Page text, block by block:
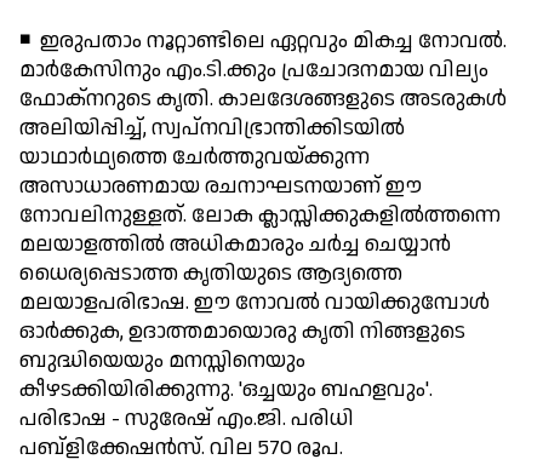
◾ ഇരുപതാം നൂറ്റാണ്ടിലെ ഏറ്റവും മികച്ച നോവല്‍.
മാര്‍കേസിനും എം.ടി.ക്കും പ്രചോദനമായ വില്യം
ഫോക്നറുടെ കൃതി. കാലദേശങ്ങളുടെ അടരുകള്‍
അലിയിപ്പിച്ച്, സ്വപ്നവിഭ്രാന്തിക്കിടയില്‍
യാഥാര്‍ഥ്യത്തെ ചേര്‍ത്തുവയ്ക്കുന്ന
അസാധാരണമായ രചനാഘടനയാണ് ഈ
നോവലിനുള്ളത്. ലോക ക്ലാസ്സിക്കുകളില്‍ത്തന്നെ
മലയാളത്തില്‍ അധികമാരും ചര്‍ച്ച ചെയ്യാന്‍
ധൈര്യപ്പെടാത്ത കൃതിയുടെ ആദ്യത്തെ
മലയാളപരിഭാഷ. ഈ നോവല്‍ വായിക്കുമ്പോള്‍
ഓര്‍ക്കുക, ഉദാത്തമായൊരു കൃതി നിങ്ങളുടെ
ബുദ്ധിയെയും മനസ്സിനെയും
കീഴടക്കിയിരിക്കുന്നു. 'ഒച്ചയും ബഹളവും'.
പരിഭാഷ - സുരേഷ് എം.ജി. പരിധി
പബ്ളിക്കേഷന്‍സ്. വില 570 രൂപ.